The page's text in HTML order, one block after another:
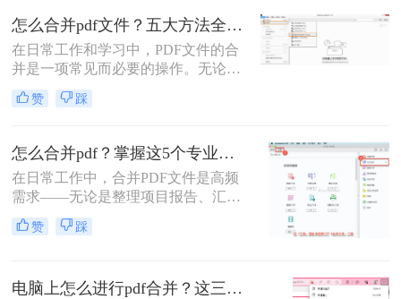
您轻松完成PDF合并任务。
怎么合并pdf文件？五大方法全解析！
在日常工作和学习中，PDF文件的合
并是一项常见而必要的操作。无论是
整理报告、合并多个章节的电子书，
还是将扫描件整合为一份完整文档，
而，面对市场上琳琅满目的工具和方
法，许多用户往往感到困惑：哪种方
法最快捷？哪种最安全？怎么合并pdf
文件=
赞 踩
怎么合并pdf？掌握这5个专业方法，效率提升300%！
在日常工作中，合并PDF文件是高频
需求——无论是整理项目报告、汇总
客户资料，还是准备学术论文。但许
多人仍在用低效、有风险的方法处理
我今天为你带来一份系统、专业的
赞 踩
电脑上怎么进行pdf合并？这三招，让你十分钟从小白变高手！